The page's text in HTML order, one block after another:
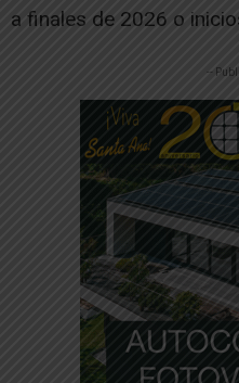
a finales de 2026 o
--